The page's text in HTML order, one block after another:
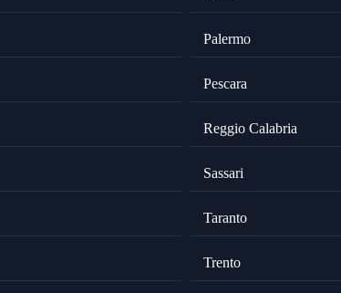
Palermo
Pescara
Reggio Calabria
Sassari
Taranto
Trento